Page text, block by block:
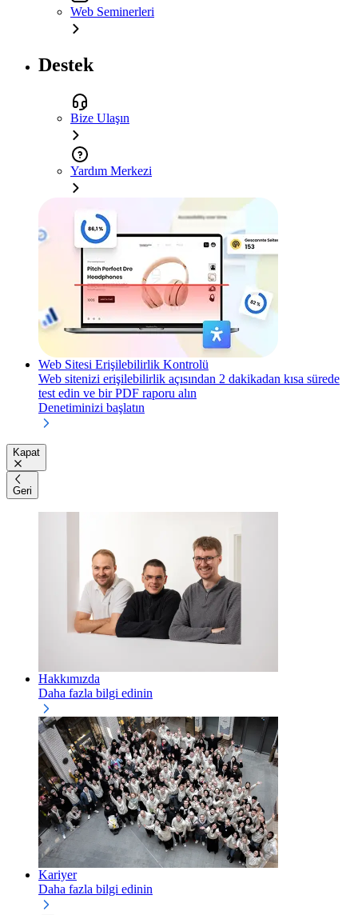
Web Seminerleri
Destek
Bize Ulaşın
Yardım Merkezi
Web Sitesi Erişilebilirlik Kontrolü
Web sitenizi erişilebilirlik açısından 2 dakikadan kısa sürede
test edin ve bir PDF raporu alın
Denetiminizi başlatın
Kapat
Geri
Hakkımızda
Daha fazla bilgi edinin
Kariyer
Daha fazla bilgi edinin